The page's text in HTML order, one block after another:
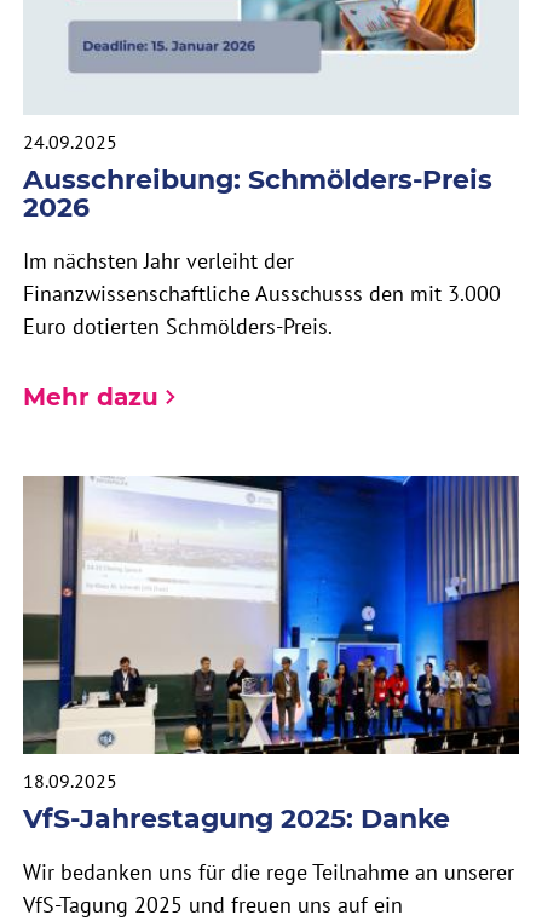
24.09.2025
Ausschreibung: Schmölders-Preis
2026
Im nächsten Jahr verleiht der
Finanzwissenschaftliche Ausschusss den mit 3.000
Euro dotierten Schmölders-Preis.
Mehr dazu
18.09.2025
VfS-Jahrestagung 2025: Danke
Wir bedanken uns für die rege Teilnahme an unserer
VfS-Tagung 2025 und freuen uns auf ein